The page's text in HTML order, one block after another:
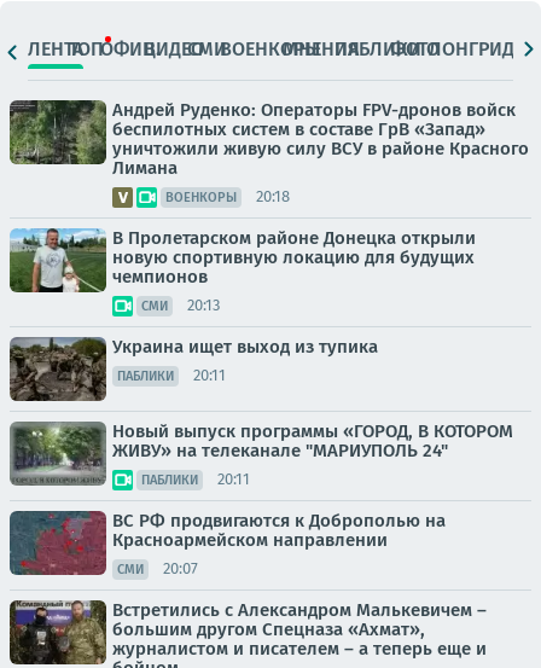
ЛЕНТАТОПОФИЦ.ВИДЕОСМИВОЕНКОРЫМНЕНИЯПАБЛИКИ
ФОТОЛОНГРИДЫ
Андрей Руденко: Операторы FPV-дронов войск
беспилотных систем в составе ГрВ «Запад»
уничтожили живую силу ВСУ в районе Красного
Лимана
ВОЕНКОРЫ 20:18
В Пролетарском районе Донецка открыли
новую спортивную локацию для будущих
чемпионов
СМИ 20:13
Украина ищет выход из тупика
ПАБЛИКИ 20:11
Новый выпуск программы «ГОРОД, В КОТОРОМ
ЖИВУ» на телеканале "МАРИУПОЛЬ 24"
ПАБЛИКИ 20:11
ВС РФ продвигаются к Доброполью на
Красноармейском направлении
СМИ 20:07
Встретились с Александром Малькевичем –
большим другом Спецназа «Ахмат»,
журналистом и писателем – а теперь еще и